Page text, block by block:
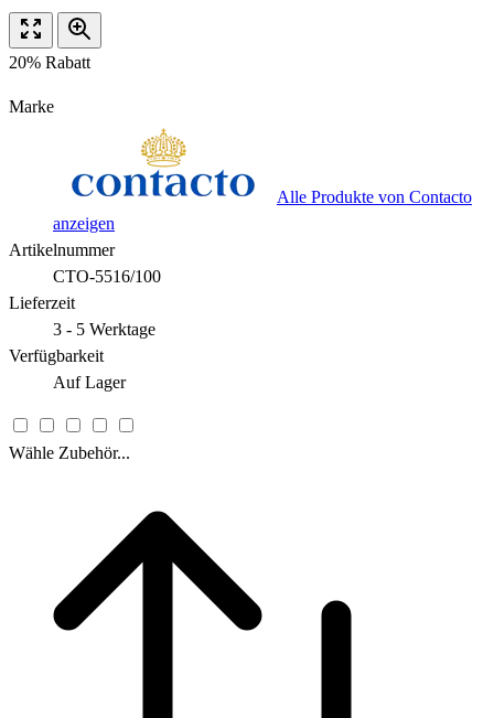
20% Rabatt
Marke
Alle Produkte von Contacto
anzeigen
Artikelnummer
CTO-5516/100
Lieferzeit
3 - 5 Werktage
Verfügbarkeit
Auf Lager
Wähle Zubehör...